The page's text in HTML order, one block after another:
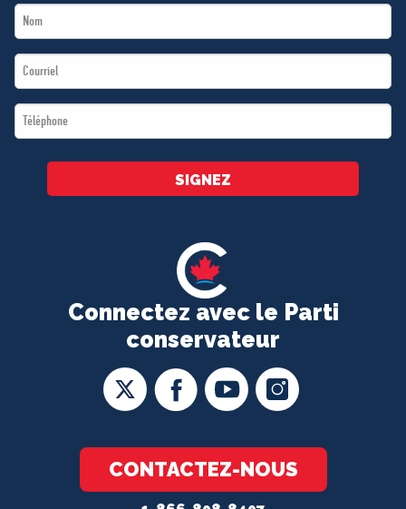
Connectez avec le Parti
conservateur
CONTACTEZ-NOUS
Last
Name
Email
*
Téléphone
*
SIGNEZ